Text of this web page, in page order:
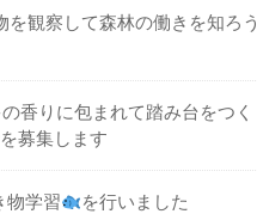
を観察して森林の働きを知ろう
香りに包まれて踏み台をつく
募集します
物学習 を行いました